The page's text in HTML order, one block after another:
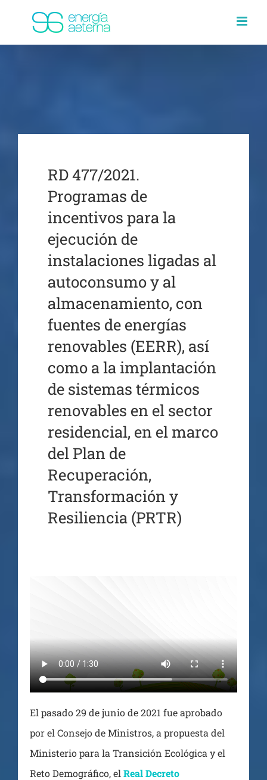
RD 477/2021.
Programas de
incentivos para la
ejecución de
instalaciones ligadas al
autoconsumo y al
almacenamiento, con
fuentes de energías
renovables (EERR), así
como a la implantación
de sistemas térmicos
renovables en el sector
residencial, en el marco
del Plan de
Recuperación,
Transformación y
Resiliencia (PRTR)
El pasado 29 de junio de 2021 fue aprobado
por el Consejo de Ministros, a propuesta del
Ministerio para la Transición Ecológica y el
Reto Demográfico, el Real Decreto